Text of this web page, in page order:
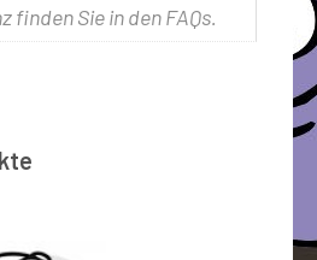
finden Sie in den FAQs.